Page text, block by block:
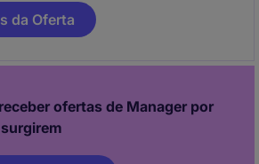
product lifecycle. It serves
with health authorities and
da Oferta
ofertas de Manager por